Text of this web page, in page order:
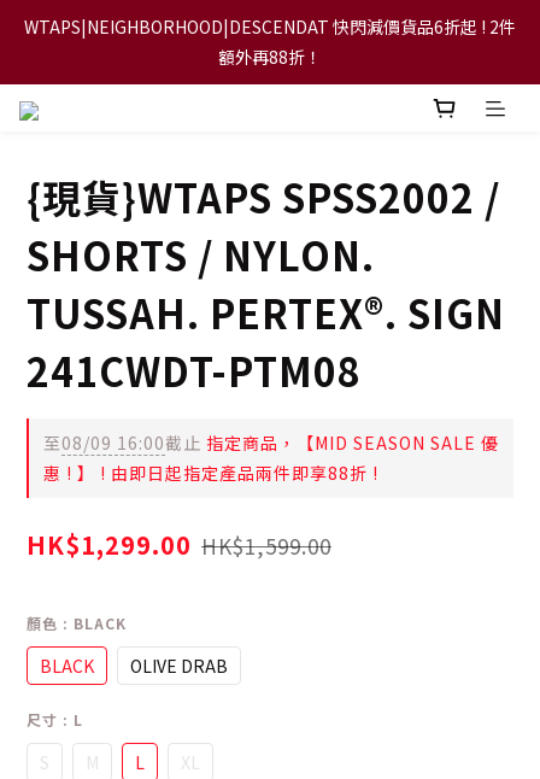
【FLASH SALE 兩件指定現貨產品即享88折】
WTAPS|NEIGHBORHOOD|DESCENDAT 快閃減價貨品6折起 ! 2件
額外再88折！
【立即加入會員，每次消費將可獲禮金回贈下一次使用！】
【FLASH SALE 兩件指定現貨產品即享88折】
{現貨}WTAPS SPSS2002 /
SHORTS / NYLON.
TUSSAH. PERTEX®. SIGN
241CWDT-PTM08
至08/09 16:00截止 指定商品，【MID SEASON SALE 優
惠 ! 】 ! 由即日起指定產品兩件即享88折 !
HK$1,299.00 HK$1,599.00
顏色 : BLACK
BLACK OLIVE DRAB
尺寸 : L
S M L XL